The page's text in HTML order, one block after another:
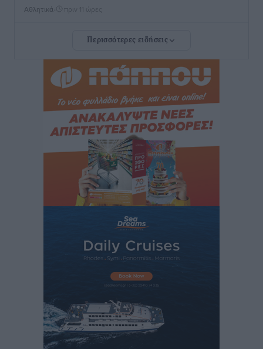
Αθλητικά πριν 11 ώρες
Rhodes Beyond Summer – Εκεί που το καλοκαίρι
Τοπικές Ειδήσεις• πριν 11 ώρες
Κικίλιας: Μειώθηκαν κατά 34% οι μεταναστευτικές
ροές στα θαλάσσια σύνορα
• πριν 11 ώρες
Κως: Γερμανός τουρίστας κέρδισε αποζημίωση 900
ευρώ επειδή δεν βρήκε ξαπλώστρες στις
οικογενειακές διακοπές του
Τοπικές Ειδήσεις• πριν 11 ώρες
ο 8ος Γερμανός που αγνοούνταν μετά την παράσυρσή
ιστιοφόρου
Τοπικές Ειδήσεις• πριν 11 ώρες
Περισσότερες ειδήσεις